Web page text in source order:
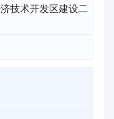
技术开发区建设二